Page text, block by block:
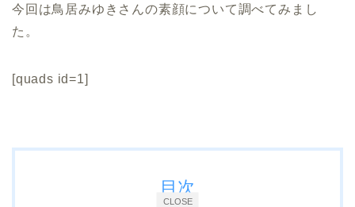
今回は鳥居みゆきさんの素顔について調べてみまし
た。
[quads id=1]
CLOSE
目次